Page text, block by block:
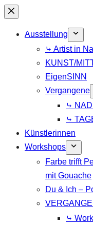
Zum
springenAusstellung
⤷ Artist in
KUNST/
EigenSINN
Vergangene
⤷
⤷
Künstlerinnen
Workshops
Farbe trifft
mit Gouache
Du & Ich –
⤷